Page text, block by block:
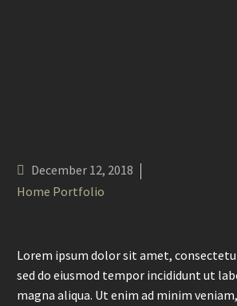
December 12, 2018
Home Portfolio
Lorem ipsum dolor sit amet,
sed do eiusmod tempor incididunt ut
magna aliqua. Ut enim ad minim